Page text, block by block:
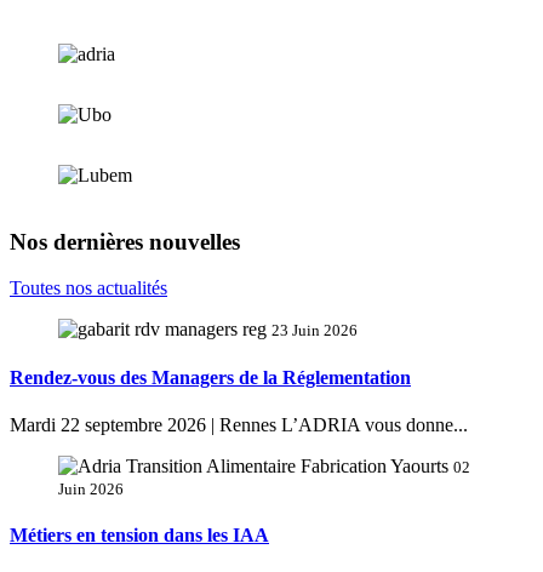
Nos dernières nouvelles
Toutes nos actualités
23 Juin 2026
Rendez-vous des Managers de la Réglementation
Mardi 22 septembre 2026 | Rennes L’ADRIA vous donne...
02
Juin 2026
Métiers en tension dans les IAA